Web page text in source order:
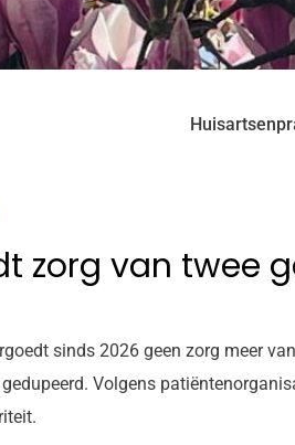
zorg van twee
sinds 2026 geen zorg meer
Volgens